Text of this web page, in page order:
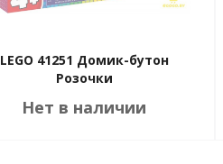
LEGO 41251 Домик-бутон
Розочки
Нет в наличии